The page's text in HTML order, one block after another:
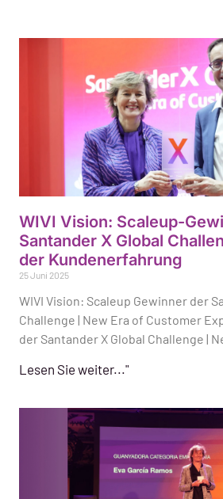
WIVI Vision: Scaleup-
Santander X Global
der Kundenerfahrung
25 Juni 2025
WIVI Vision: Scaleup Gewinner der
Challenge | New Era of Customer
der Santander X Global Challenge |
Lesen Sie weiter..."